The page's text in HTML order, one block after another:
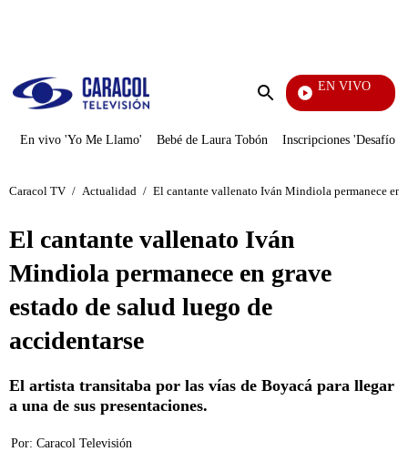
Enviar
EN VIVO
Televentas
En vivo 'Yo Me Llamo' Bebé de Laura Tobón Inscripciones 'Desafío'
Caracol TV / Actualidad / El cantante vallenato Iván Mindiola permanece en
El cantante vallenato Iván
Mindiola permanece en grave
estado de salud luego de
accidentarse
El artista transitaba por las vías de Boyacá para llegar
a una de sus presentaciones.
Por: Caracol Televisión